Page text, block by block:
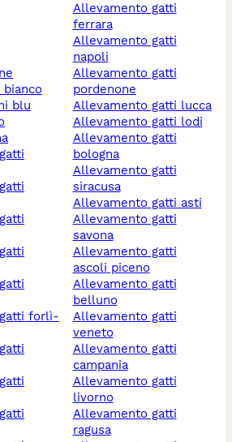
bianco
blu
allevamento gatti
ferrara
allevamento gatti
napoli
allevamento gatti
pordenone
allevamento gatti lucca
allevamento gatti lodi
allevamento gatti
bologna
allevamento gatti
siracusa
allevamento gatti asti
allevamento gatti
savona
allevamento gatti
ascoli piceno
allevamento gatti
belluno
allevamento gatti
veneto
allevamento gatti
campania
allevamento gatti
livorno
allevamento gatti
ragusa